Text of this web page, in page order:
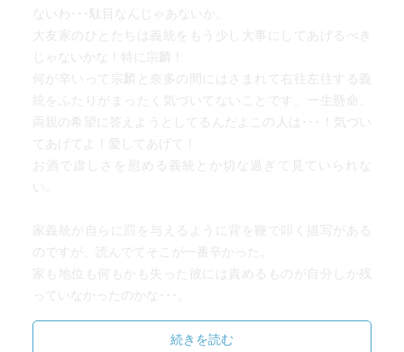
ないわ･･･駄目なんじゃあないか。
大友家のひとたちは義統をもう少し大事にしてあげるべき
じゃないかな！特に宗麟！
何が辛いって宗麟と奈多の間にはさまれて右往左往する義
統をふたりがまったく気づいてないことです。一生懸命、
両親の希望に答えようとしてるんだよこの人は･･･！気づい
てあげてよ！愛してあげて！
お酒で虚しさを慰める義統とか切な過ぎて見ていられな
い。
家義統が自らに罰を与えるように背を鞭で叩く描写がある
のですが、読んでてそこが一番辛かった。
家も地位も何もかも失った彼には責めるものが自分しか残
っていなかったのかな･･･。
わずかでも救いになっていればいいと思わずにはいられま
続きを読む